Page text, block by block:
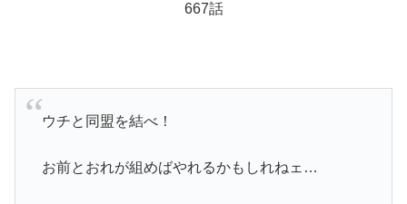
667話
ウチと同盟を結べ！
お前とおれが組めばやれるかもしれねェ…